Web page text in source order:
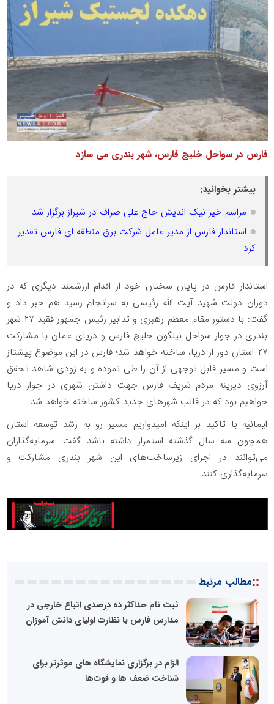
فارس در سواحل خلیج فارس، شهر بندری می سازد
بیشتر بخوانید:
مراسم خیر نیک اندیش حاج علی صراف در شیراز برگزار شد
استاندار فارس از مدیر عامل شرکت برق منطقه ای فارس تقدیر
کرد
استاندار فارس در پایان سخنان خود از اقدام ارزشمند دیگری که در
دوران دولت شهید آیت الله رئیسی به سرانجام رسید هم خبر داد و
گفت: با دستور مقام معظم رهبری و تدابیر رئیس جمهور فقید ۲۷ شهر
بندری در جوار سواحل نیلگون خلیج فارس و دریای عمان با مشارکت
۲۷ استانِ دور از دریا، ساخته خواهد شد؛ فارس در این موضوع پیشتاز
است و مسیر قابل توجهی از آن را طی نموده و به زودی شاهد تحقق
آرزوی دیرینه مردم شریف فارس جهت داشتن شهری در جوار دریا
خواهیم بود که در قالب شهرهای جدید کشور ساخته خواهد شد.
ایمانیه با تاکید بر اینکه امیدواریم مسیر رو به رشد توسعه استان
همچون سه سال گذشته استمرار داشته باشد گفت: سرمایه‌گذاران
می‌توانند در اجرای زیرساخت‌های این شهر بندری مشارکت و
سرمایه‌گذاری کنند.
::مطالب مرتبط
ثبت نام حداکثر ده درصدی اتباع خارجی در
مدارس فارس با نظارت اولیای دانش آموزان
الزام در برگزاری نمایشگاه ‌های موثرتر برای
شناخت ضعف ها و قوت‌ها